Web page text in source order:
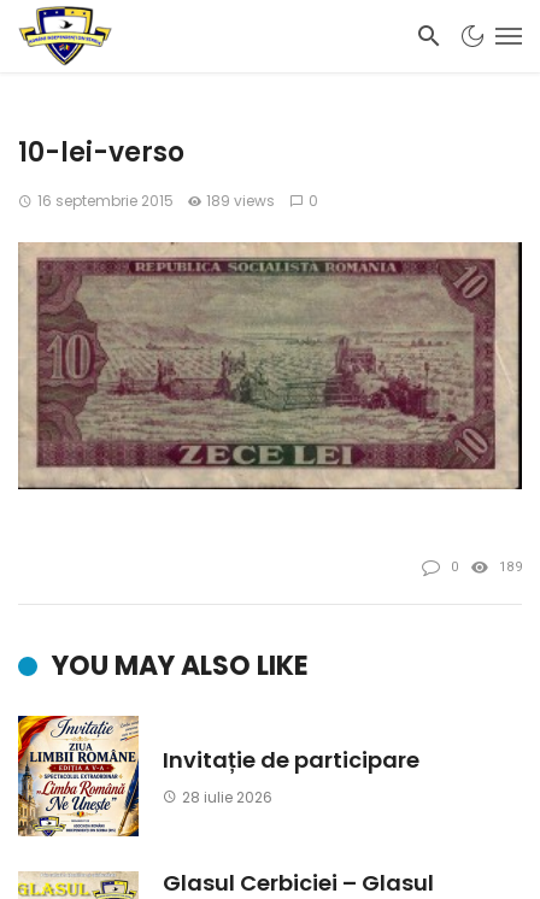
10-lei-verso
16 septembrie 2015 189 views 0
0 189
YOU MAY ALSO LIKE
Invitație de participare
28 iulie 2026
Glasul Cerbiciei – Glasul